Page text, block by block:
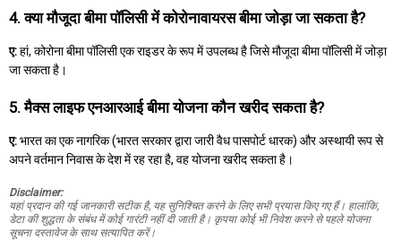
4. क्या मौजूदा बीमा पॉलिसी में कोरोनावायरस बीमा जोड़ा जा सकता है?
ए:हां, कोरोना बीमा पॉलिसी एक राइडर के रूप में उपलब्ध है जिसे मौजूदा बीमा पॉलिसी में जोड़ा
जा सकता है।
5. मैक्स लाइफ एनआरआई बीमा योजना कौन खरीद सकता है?
ए:भारत का एक नागरिक (भारत सरकार द्वारा जारी वैध पासपोर्ट धारक) और अस्थायी रूप से
अपने वर्तमान निवास के देश में रह रहा है, वह योजना खरीद सकता है।
Disclaimer:
यहां प्रदान की गई जानकारी सटीक है, यह सुनिश्चित करने के लिए सभी प्रयास किए गए हैं। हालांकि,
डेटा की शुद्धता के संबंध में कोई गारंटी नहीं दी जाती है। कृपया कोई भी निवेश करने से पहले योजना
सूचना दस्तावेज के साथ सत्यापित करें।